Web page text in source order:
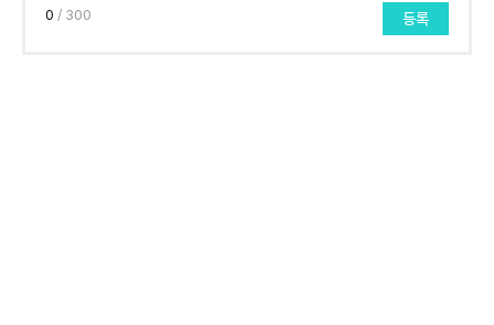
0 / 300 등록